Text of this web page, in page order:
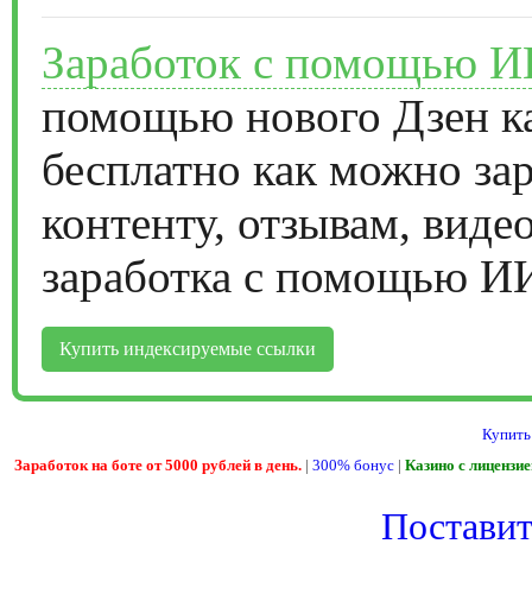
Заработок с помощью
помощью нового Дзен
бесплатно как можно
контенту, отзывам,
заработка с помощью
Купить индексируемые ссылки
Заработок на боте от 5000 рублей в день. | 300% бонус | Казино с